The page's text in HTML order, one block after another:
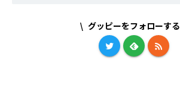
グッピーをフォローする